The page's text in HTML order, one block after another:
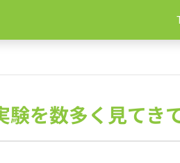
験を数多く見てき